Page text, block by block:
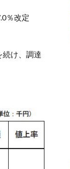
％改定
続け、調達